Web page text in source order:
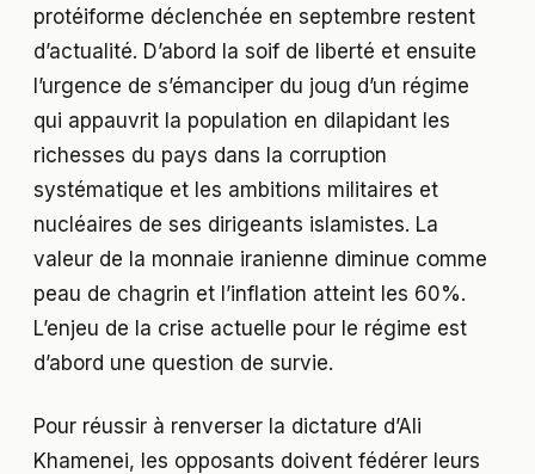
protéiforme déclenchée en septembre restent
d’actualité. D’abord la soif de liberté et ensuite
l’urgence de s’émanciper du joug d’un régime
qui appauvrit la population en dilapidant les
richesses du pays dans la corruption
systématique et les ambitions militaires et
nucléaires de ses dirigeants islamistes. La
valeur de la monnaie iranienne diminue comme
peau de chagrin et l’inflation atteint les 60%.
L’enjeu de la crise actuelle pour le régime est
d’abord une question de survie.
Pour réussir à renverser la dictature d’Ali
Khamenei, les opposants doivent fédérer leurs